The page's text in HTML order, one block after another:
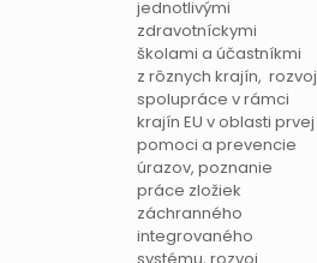
jednotlivými
zdravotníckymi
školami a účastníkmi
z rôznych krajín, rozvoj
spolupráce v rámci
krajín EU v oblasti prvej
pomoci a prevencie
úrazov, poznanie
práce zložiek
záchranného
integrovaného